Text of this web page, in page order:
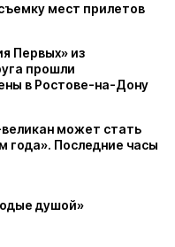
мест прилетов
Первых» из
прошли
в Ростове-на-Дону
может стать
года». Последние часы
душой»